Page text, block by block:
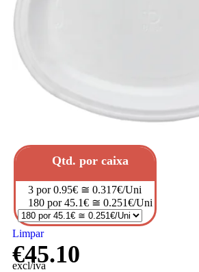
Qtd. por caixa
3 por 0.95€ ≅ 0.317€/Uni
180 por 45.1€ ≅ 0.251€/Uni
Limpar
€45.10
excl/iva